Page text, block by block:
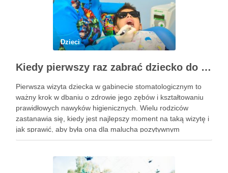
Dzieci
Kiedy pierwszy raz zabrać dziecko do dentysty? Wskazówki dla rodziców
Pierwsza wizyta dziecka w gabinecie stomatologicznym to
ważny krok w dbaniu o zdrowie jego zębów i kształtowaniu
prawidłowych nawyków higienicznych. Wielu rodziców
zastanawia się, kiedy jest najlepszy moment na taką wizytę i
jak sprawić, aby była ona dla malucha pozytywnym
doświadczeniem. Na te pytania odpowiada doświadczony